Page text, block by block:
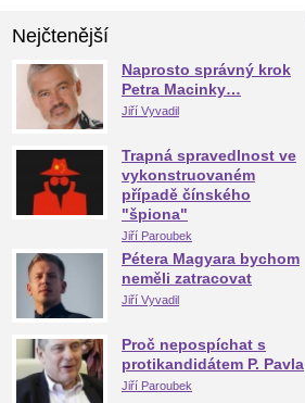
Nejčtenější
Naprosto správný krok
Petra Macinky…
Jiří Vyvadil
Trapná spravedlnost ve
vykonstruovaném
případě čínského
"špiona"
Jiří Paroubek
Pétera Magyara bychom
neměli zatracovat
Jiří Vyvadil
Proč nepospíchat s
protikandidátem P. Pavla
Jiří Paroubek